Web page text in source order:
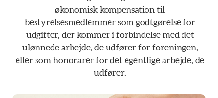
økonomisk kompensation til
bestyrelsesmedlemmer som godtgørelse for
udgifter, der kommer i forbindelse med det
ulønnede arbejde, de udfører for foreningen,
eller som honorarer for det egentlige arbejde, de
udfører.